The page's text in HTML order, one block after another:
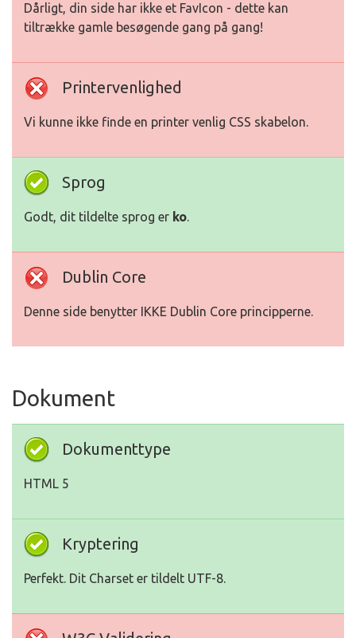
Dårligt, din side har ikke et FavIcon - dette kan
tiltrække gamle besøgende gang på gang!
Printervenlighed
Vi kunne ikke finde en printer venlig CSS skabelon.
Sprog
Godt, dit tildelte sprog er ko.
Dublin Core
Denne side benytter IKKE Dublin Core principperne.
Dokument
Dokumenttype
HTML 5
Kryptering
Perfekt. Dit Charset er tildelt UTF-8.